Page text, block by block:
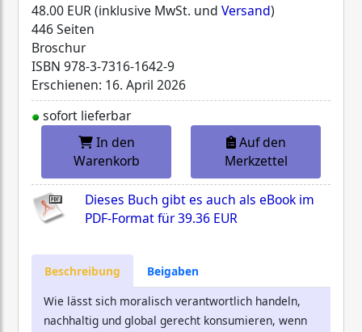
48.00 EUR (inklusive MwSt. und Versand)
446 Seiten
Broschur
ISBN 978-3-7316-1642-9
Erschienen: 16. April 2026
sofort lieferbar
In den
Warenkorb
Auf den
Merkzettel
Dieses Buch gibt es auch als eBook im
PDF-Format für39.36 EUR
Beschreibung
Beigaben
Wie lässt sich moralisch verantwortlich handeln,
nachhaltig und global gerecht konsumieren, wenn